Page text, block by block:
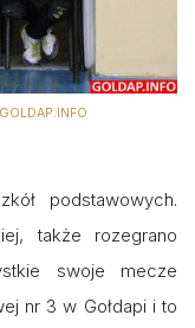
podstawowych.
także rozegrano
swoje mecze
nr 3 w Gołdapi i to